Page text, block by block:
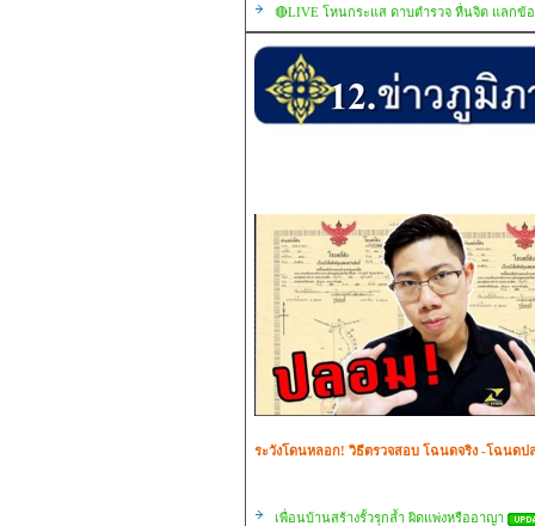
🔴LIVE โหนกระแส ดาบตำรวจ หื่นจิต แลกข้
ระวังโดนหลอก! วิธีตรวจสอบ โฉนดจริง -โฉนดป
เพื่อนบ้านสร้างรั้วรุกล้ำ ผิดแพ่งหรืออาญา